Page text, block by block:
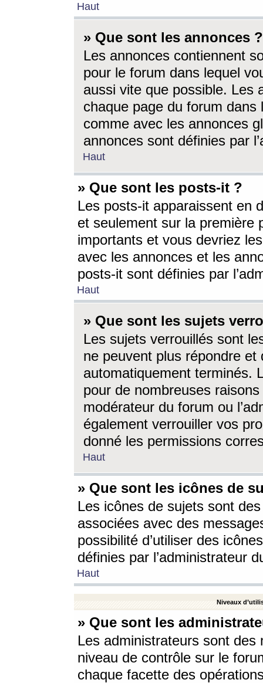
Haut
» Que sont les annonces ?
Les annonces contiennent
pour le forum dans lequel
aussi vite que possible. Les
chaque page du forum dans
comme avec les annonces
annonces sont définies par
Haut
» Que sont les posts-it ?
Les posts-it apparaissent en
et seulement sur la première
importants et vous devriez
avec les annonces et les
posts-it sont définies par
Haut
» Que sont les sujets
Les sujets verrouillés sont
ne peuvent plus répondre
automatiquement terminés.
pour de nombreuses
modérateur du forum ou
également verrouiller vos
donné les permissions
Haut
» Que sont les icônes de
Les icônes de sujets sont
associées avec des
possibilité d’utiliser des
définies par l’administrateur
Haut
Niveaux
» Que sont les
Les administrateurs sont
niveau de contrôle sur le
chaque facette des